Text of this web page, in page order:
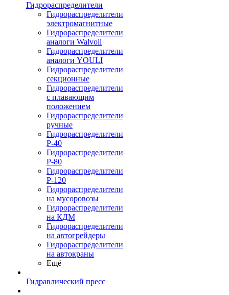
Гидрораспределители
Гидрораспределители
электромагнитные
Гидрораспределители
аналоги Walvoil
Гидрораспределители
аналоги YOULI
Гидрораспределители
секционные
Гидрораспределители
с плавающим
положением
Гидрораспределители
ручные
Гидрораспределители
Р-40
Гидрораспределители
Р-80
Гидрораспределители
Р-120
Гидрораспределители
на мусоровозы
Гидрораспределители
на КДМ
Гидрораспределители
на автогрейдеры
Гидрораспределители
на автокраны
Ещё
Гидравлический пресс